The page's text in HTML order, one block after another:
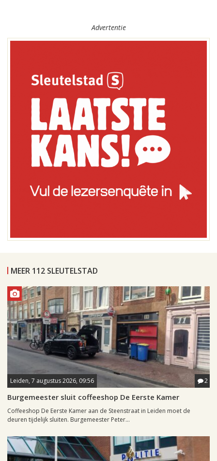
Advertentie
MEER 112 SLEUTELSTAD
Leiden, 7 augustus 2026, 09:56 2
Burgemeester sluit coffeeshop De Eerste Kamer
Coffeeshop De Eerste Kamer aan de Steenstraat in Leiden moet de
deuren tijdelijk sluiten. Burgemeester Peter...